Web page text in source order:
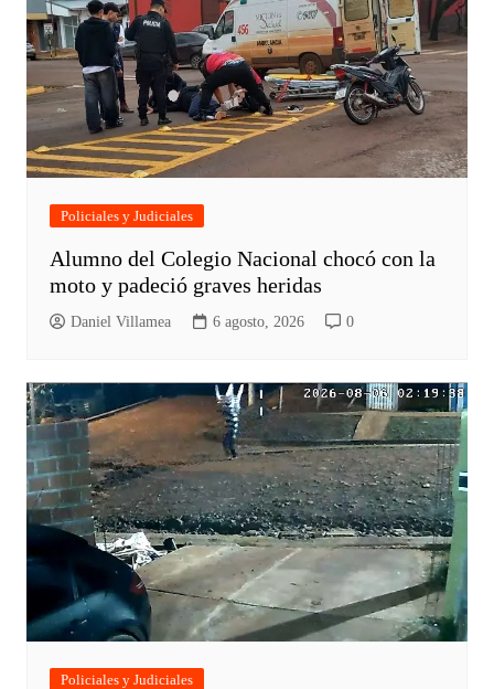
Policiales y Judiciales
Alumno del Colegio Nacional chocó con la
moto y padeció graves heridas
Daniel Villamea 6 agosto, 2026 0
Policiales y Judiciales